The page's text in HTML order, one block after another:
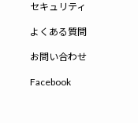
セキュリティ
よくある質問
お問い合わせ
Facebook